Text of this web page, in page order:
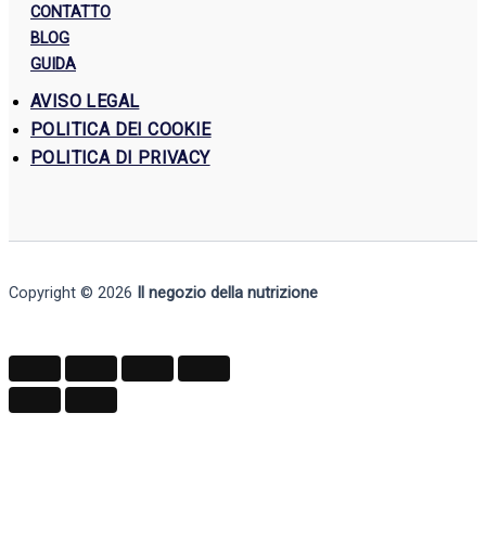
CONTATTO
BLOG
GUIDA
AVISO LEGAL
POLITICA DEI COOKIE
POLITICA DI PRIVACY
Copyright © 2026 Il negozio della nutrizione